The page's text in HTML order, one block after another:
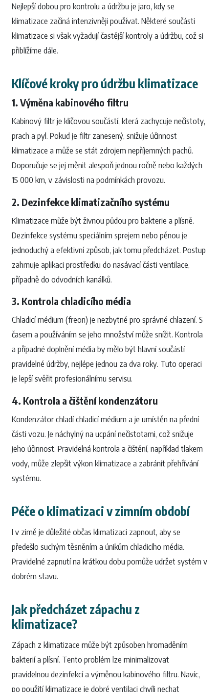
Nejlepší dobou pro kontrolu a údržbu je jaro, kdy se
klimatizace začíná intenzivněji používat. Některé součásti
klimatizace si však vyžadují častější kontroly a údržbu, což si
přiblížíme dále.
Klíčové kroky pro údržbu klimatizace
1. Výměna kabinového filtru
Kabinový filtr je klíčovou součástí, která zachycuje nečistoty,
prach a pyl. Pokud je filtr zanesený, snižuje účinnost
klimatizace a může se stát zdrojem nepříjemných pachů.
Doporučuje se jej měnit alespoň jednou ročně nebo každých
15 000 km, v závislosti na podmínkách provozu.
2. Dezinfekce klimatizačního systému
Klimatizace může být živnou půdou pro bakterie a plísně.
Dezinfekce systému speciálním sprejem nebo pěnou je
jednoduchý a efektivní způsob, jak tomu předcházet. Postup
zahrnuje aplikaci prostředku do nasávací části ventilace,
případně do odvodních kanálků.
3. Kontrola chladicího média
Chladicí médium (freon) je nezbytné pro správné chlazení. S
časem a používáním se jeho množství může snížit. Kontrola
a případné doplnění média by mělo být hlavní součástí
pravidelné údržby, nejlépe jednou za dva roky. Tuto operaci
je lepší svěřit profesionálnímu servisu.
4. Kontrola a čištění kondenzátoru
Kondenzátor chladí chladicí médium a je umístěn na přední
části vozu. Je náchylný na ucpání nečistotami, což snižuje
jeho účinnost. Pravidelná kontrola a čištění, například tlakem
vody, může zlepšit výkon klimatizace a zabránit přehřívání
systému.
Péče o klimatizaci v zimním období
I v zimě je důležité občas klimatizaci zapnout, aby se
předešlo suchým těsněním a únikům chladicího média.
Pravidelné zapnutí na krátkou dobu pomůže udržet systém v
dobrém stavu.
Jak předcházet zápachu z
klimatizace?
Zápach z klimatizace může být způsoben hromaděním
bakterií a plísní. Tento problém lze minimalizovat
pravidelnou dezinfekcí a výměnou kabinového filtru. Navíc,
po použití klimatizace je dobré ventilaci chvíli nechat